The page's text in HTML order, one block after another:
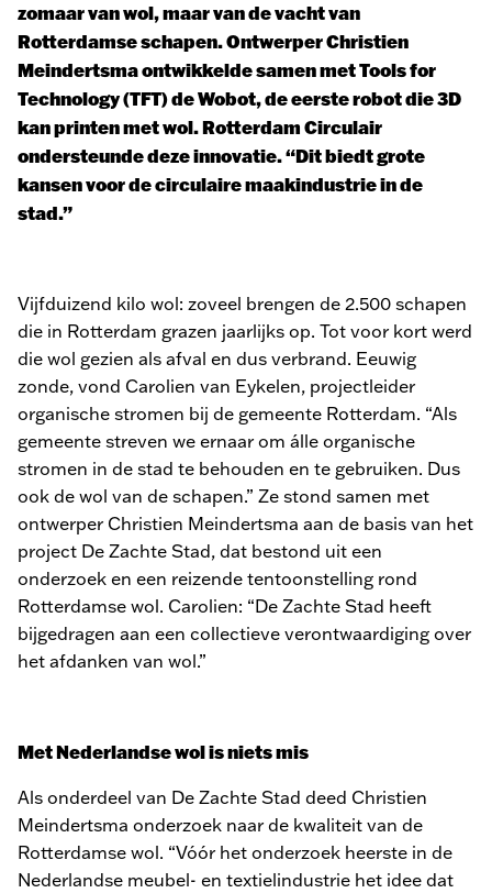
zomaar van wol, maar van de vacht van
Rotterdamse schapen. Ontwerper Christien
Meindertsma ontwikkelde samen met Tools for
Technology (TFT) de Wobot, de eerste robot die 3D
kan printen met wol. Rotterdam Circulair
ondersteunde deze innovatie. “Dit biedt grote
kansen voor de circulaire maakindustrie in de
stad.”
Vijfduizend kilo wol: zoveel brengen de 2.500 schapen
die in Rotterdam grazen jaarlijks op. Tot voor kort werd
die wol gezien als afval en dus verbrand. Eeuwig
zonde, vond Carolien van Eykelen, projectleider
organische stromen bij de gemeente Rotterdam. “Als
gemeente streven we ernaar om álle organische
stromen in de stad te behouden en te gebruiken. Dus
ook de wol van de schapen.” Ze stond samen met
ontwerper Christien Meindertsma aan de basis van het
project De Zachte Stad, dat bestond uit een
onderzoek en een reizende tentoonstelling rond
Rotterdamse wol. Carolien: “De Zachte Stad heeft
bijgedragen aan een collectieve verontwaardiging over
het afdanken van wol.”
Met Nederlandse wol is niets mis
Als onderdeel van De Zachte Stad deed Christien
Meindertsma onderzoek naar de kwaliteit van de
Rotterdamse wol. “Vóór het onderzoek heerste in de
Nederlandse meubel- en textielindustrie het idee dat